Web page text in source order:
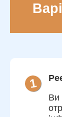
1
Ви